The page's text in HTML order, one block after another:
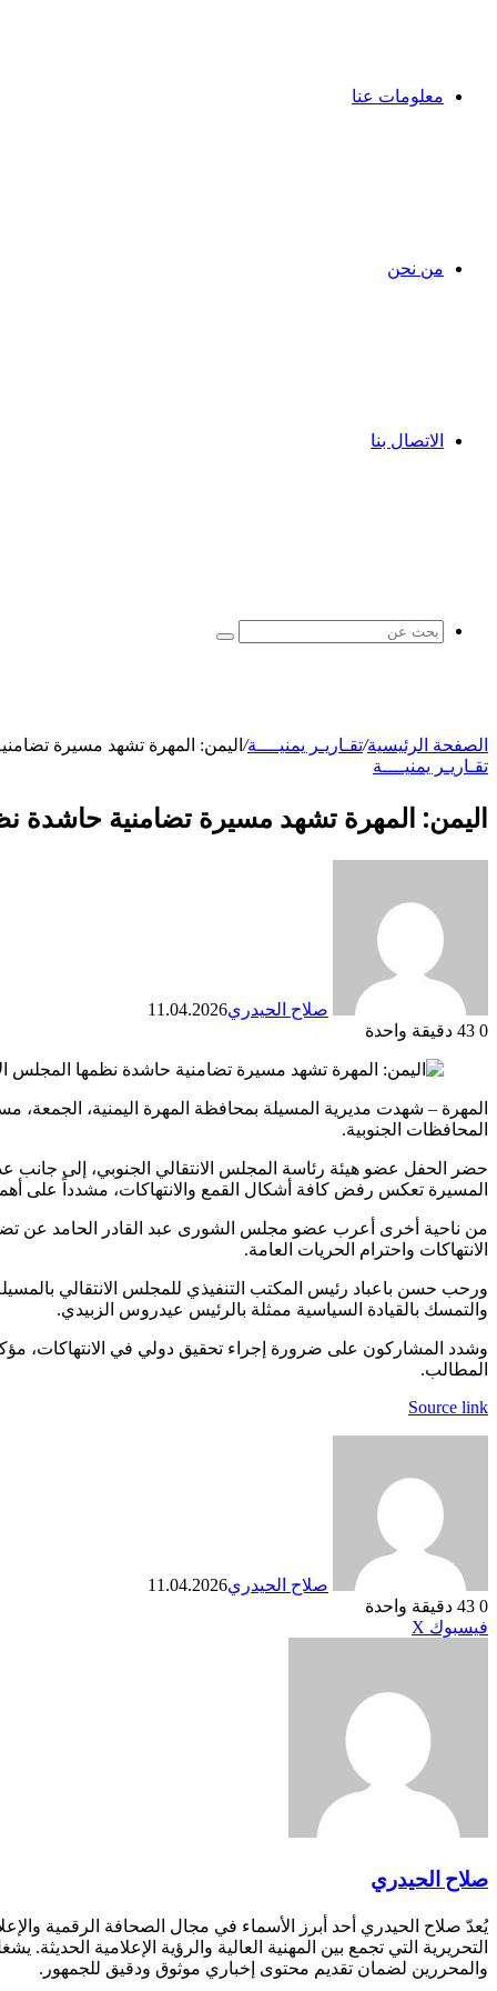
معلومات عنا
من نحن
الاتصال بنا
بحث
الصفحة الرئيسية/تقـاريـر يمنيــــة/ اليمن: المهرة تشهد مسيرة
تقـاريـر يمنيــــة
اليمن: المهرة تشهد مسيرة تضامنية حاشدة
صلاح الحيدري11.04.2026
0
دقيقة واحدة
المهرة – شهدت مديرية المسيلة بمحافظة المهرة اليمنية،
المحافظات الجنوبية.
حضر الحفل عضو هيئة رئاسة المجلس الانتقالي الجنوبي، إلى جانب
المسيرة تعكس رفض كافة أشكال القمع والانتهاكات، مشدداً على
من ناحية أخرى أعرب عضو مجلس الشورى عبد القادر الحامد عن
الانتهاكات واحترام الحريات العامة.
ورحب حسن باعباد رئيس المكتب التنفيذي للمجلس الانتقالي
والتمسك بالقيادة السياسية ممثلة بالرئيس عيدروس الزبيدي.
وشدد المشاركون على ضرورة إجراء تحقيق دولي في الانتهاكات،
المطالب.
Source link
صلاح الحيدري11.04.2026
0
دقيقة واحدة
فيسبوك X
صلاح الحيدري
يُعدّ صلاح الحيدري أحد أبرز الأسماء في مجال الصحافة الرقمية
التحريرية التي تجمع بين المهنية العالية والرؤية الإعلامية
والمحررين لضمان تقديم محتوى إخباري موثوق ودقيق للجمهور.